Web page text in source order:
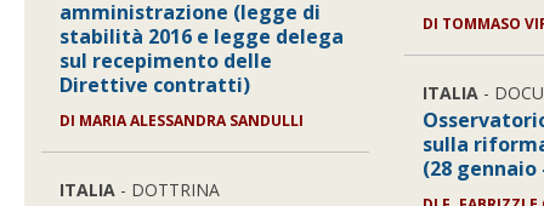
amministrazione (legge di
stabilità 2016 e legge delega
sul recepimento delle
Direttive contratti)
DI MARIA ALESSANDRA SANDULLI
ITALIA - DOTTRINA
DI TOMMASO
ITALIA -
sulla
(28